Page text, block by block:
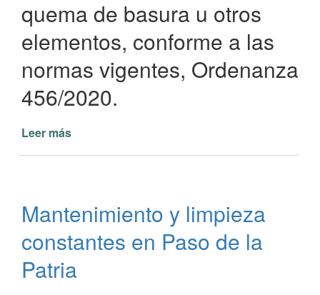
quema de basura u otros
elementos, conforme a las
normas vigentes, Ordenanza
456/2020.
Leer más
quema
de
basura
otros
Mantenimiento y limpieza
constantes en Paso de la
Patria